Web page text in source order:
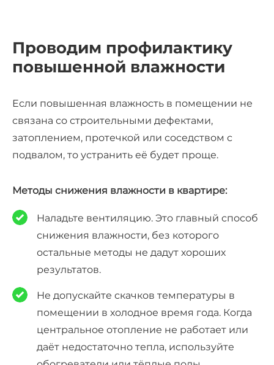
Проводим профилактику
повышенной влажности
Если повышенная влажность в помещении не
связана со строительными дефектами,
затоплением, протечкой или соседством с
подвалом, то устранить её будет проще.
Методы снижения влажности в квартире:
Наладьте вентиляцию. Это главный способ
снижения влажности, без которого
остальные методы не дадут хороших
результатов.
Не допускайте скачков температуры в
помещении в холодное время года. Когда
центральное отопление не работает или
даёт недостаточно тепла, используйте